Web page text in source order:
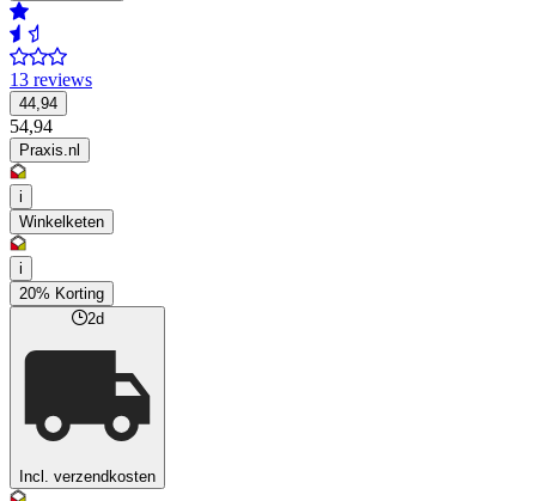
13 reviews
44,94
54,94
Praxis.nl
i
Winkelketen
i
20% Korting
2d
Incl. verzendkosten